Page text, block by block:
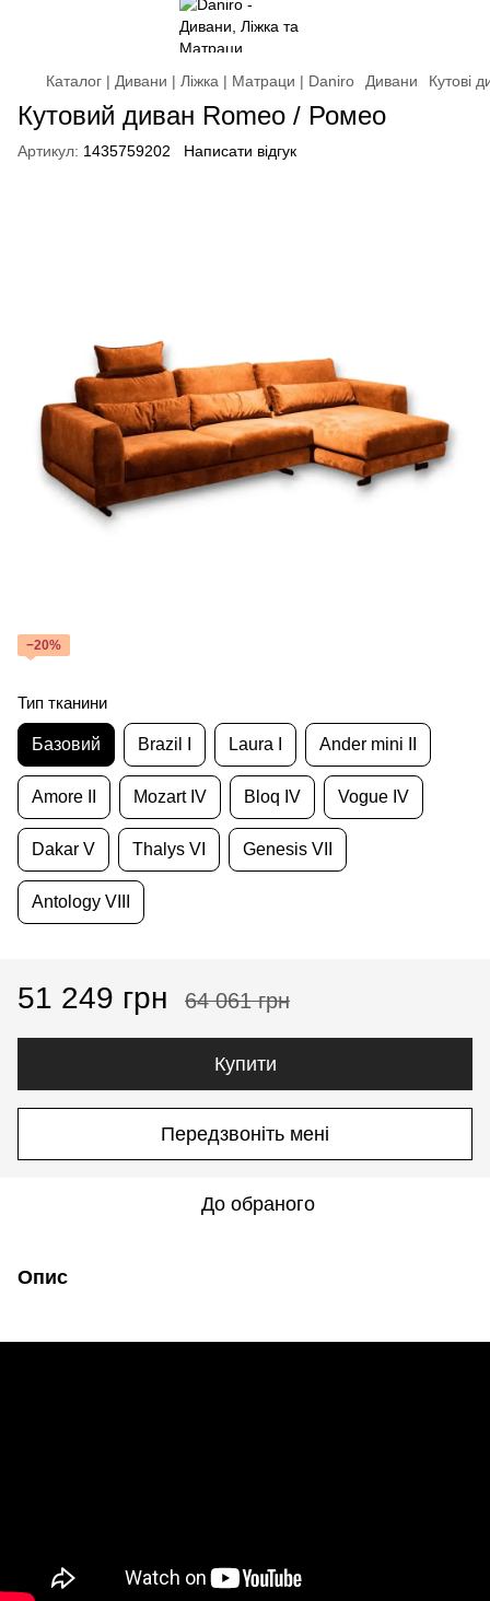
Каталог | Дивани | Ліжка | Матраци | Daniro Дивани Кутові
Кутовий диван Romeo / Ромео
Артикул: 1435759202 Написати відгук
−20%
Тип тканини
Базовий Brazil I Laura I Ander mini II
Amore II Mozart IV Bloq IV Vogue IV
Dakar V Thalys VI Genesis VII
Antology VIII
51 249 грн 64 061 грн
Купити
Передзвоніть мені
До обраного
Опис